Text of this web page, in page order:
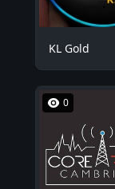
KL Gold
0